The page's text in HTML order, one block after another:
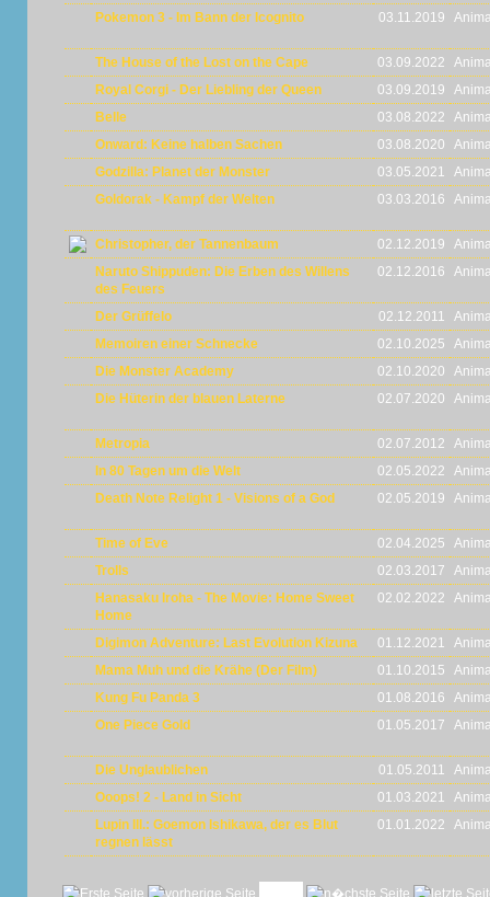
Pokemon 3 - Im Bann der Icognito 03.11.2019
The House of the Lost on the Cape 03.09.2022
Royal Corgi - Der Liebling der Queen
03.09.2019
Belle
03.08.2022
Onward: Keine halben Sachen
03.08.2020
Godzilla: Planet der Monster
03.05.2021
Goldorak - Kampf der Welten
03.03.2016
Christopher, der Tannenbaum 02.12.2019
Naruto Shippuden: Die Erben des Willens
des Feuers
02.12.2016
Der Grüffelo 02.12.2011
Memoiren einer Schnecke
02.10.2025
Die Monster Academy
02.10.2020
Die Hüterin der blauen Laterne
02.07.2020
Metropia 02.07.2012
In 80 Tagen um die Welt
02.05.2022
Death Note Relight 1 - Visions of a God
02.05.2019
Time of Eve 02.04.2025
Trolls
02.03.2017
Hanasaku Iroha - The Movie: Home Sweet
Home
02.02.2022
Digimon Adventure: Last Evolution Kizuna 01.12.2021
Mama Muh und die Krähe (Der Film)
01.10.2015
Kung Fu Panda 3
01.08.2016
One Piece Gold
01.05.2017
Die Unglaublichen 01.05.2011
Ooops! 2 - Land in Sicht
01.03.2021
Lupin III.: Goemon Ishikawa, der es Blut
regnen lässt
01.01.2022